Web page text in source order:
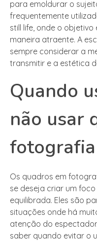
para emoldurar o
frequentemente
still life, onde o
maneira atraente. A
sempre considerar a
transmitir e a estética
Quando
não usar
fotografia
Os quadros em
se deseja criar um
equilibrada. Eles são
situações onde há
atenção do
saber quando evitar o